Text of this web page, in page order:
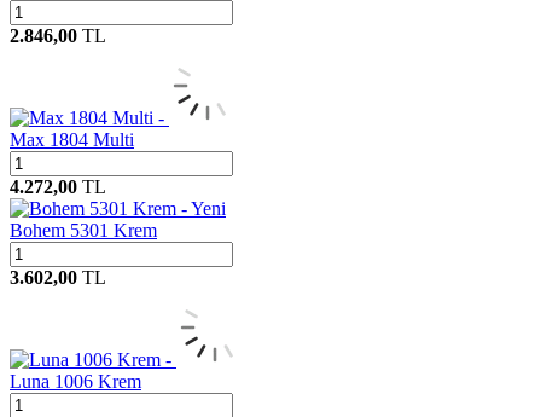
2.846,00 TL
Max 1804 Multi
4.272,00 TL
Yeni
Bohem 5301 Krem
3.602,00 TL
Luna 1006 Krem